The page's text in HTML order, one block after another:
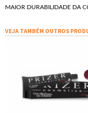
MAIOR DURABILIDADE DA
VEJA TAMBÉM OUTROS